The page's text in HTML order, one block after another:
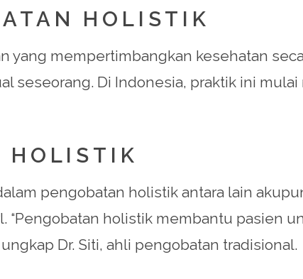
HOLISTIK
yang mempertimbangkan kesehatan
seseorang. Di Indonesia, praktik ini
HOLISTIK
pengobatan holistik antara lain
“Pengobatan holistik membantu pasien
Dr. Siti, ahli pengobatan tradisional.